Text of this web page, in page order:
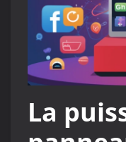
La